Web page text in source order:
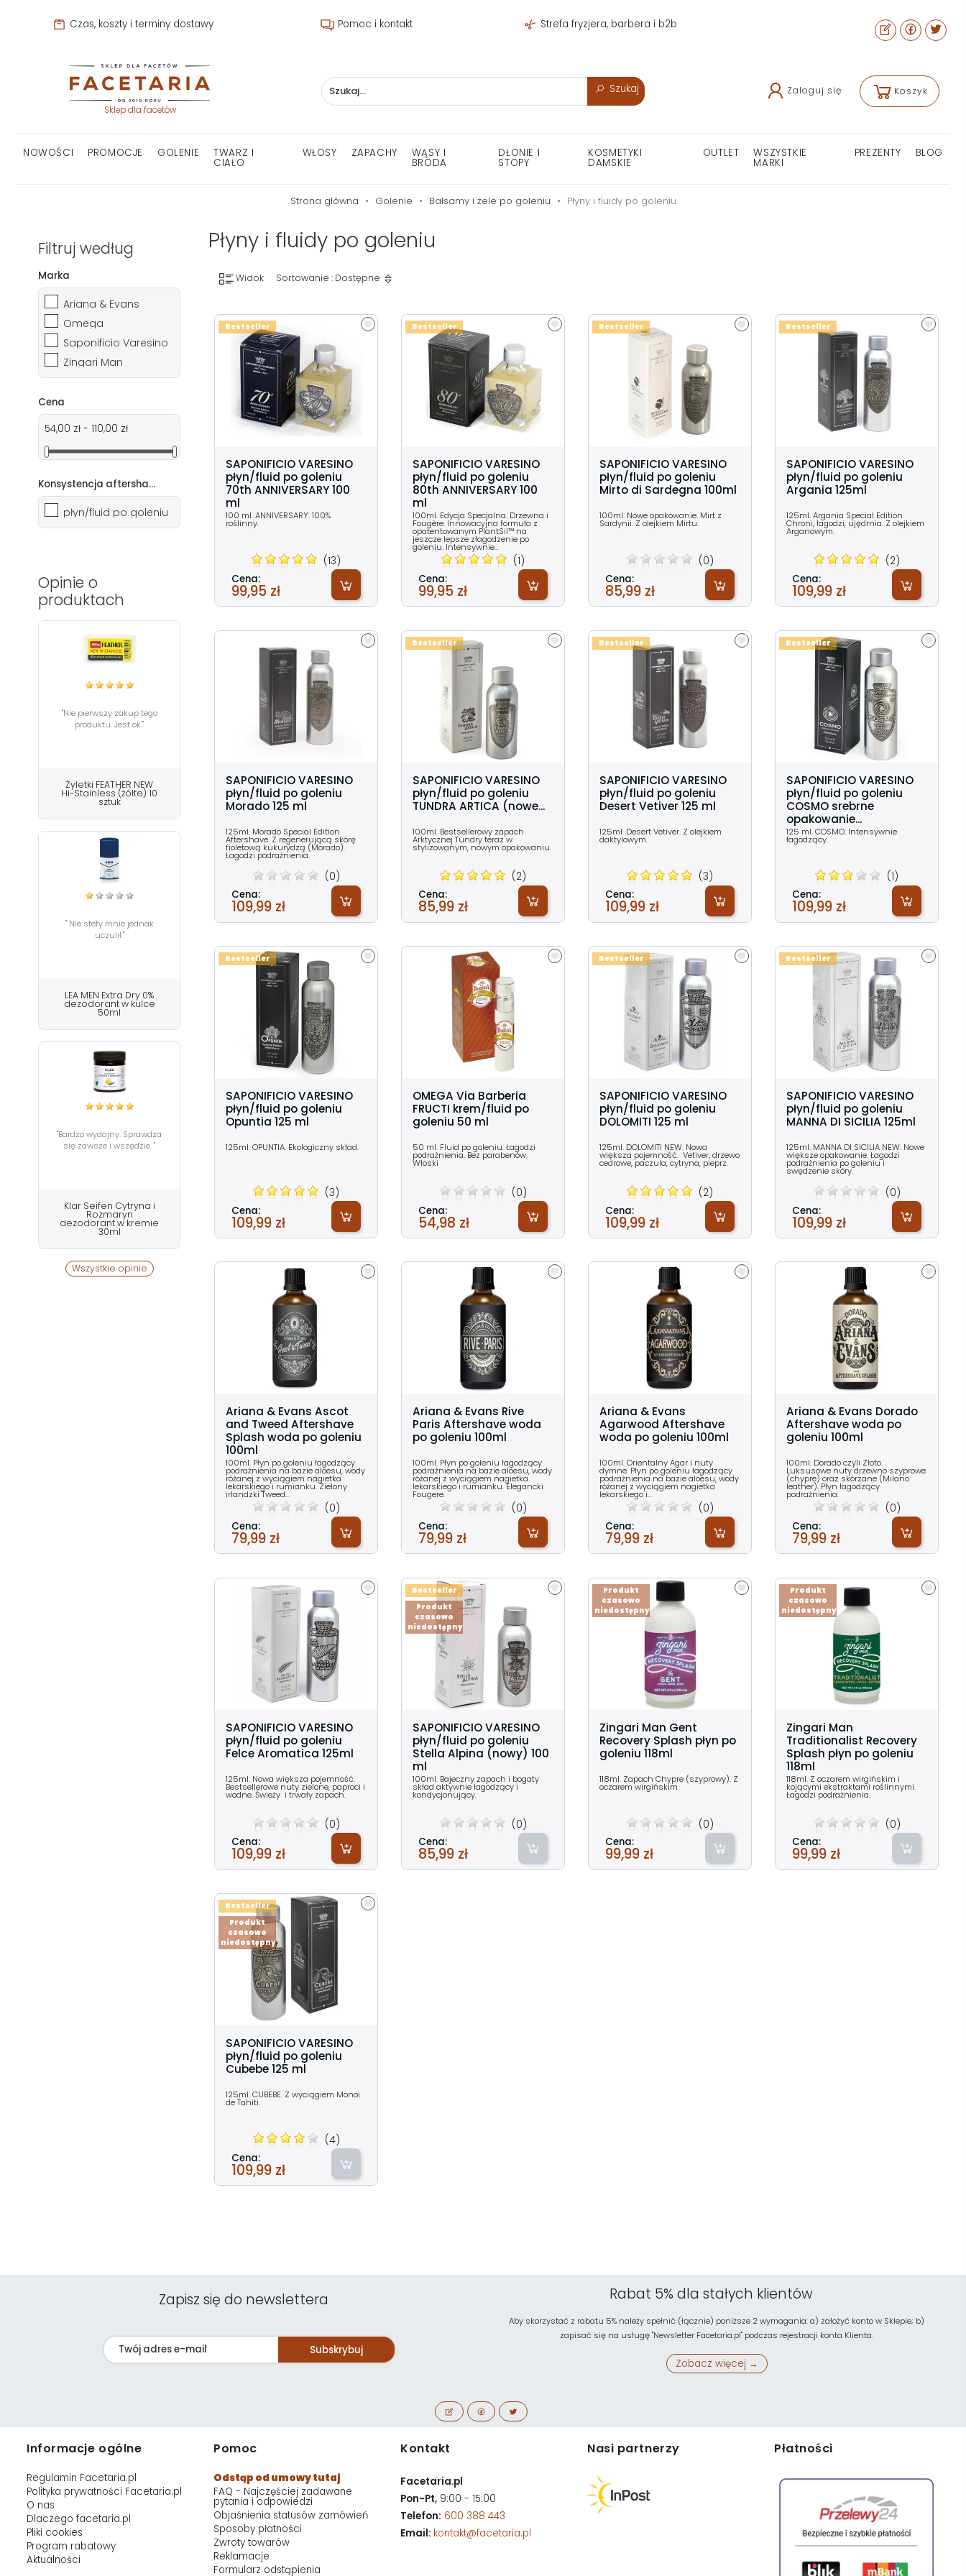
Czas, koszty i terminy dostawy Pomoc i kontakt Strefa fryzjera, barbera i b2b
Sklep dla facetów
Szukaj Zaloguj się Koszyk
NOWOŚCI PROMOCJE GOLENIE TWARZ I
CIAŁO
WŁOSY ZAPACHY WĄSY I
BRODA
DŁONIE I
STOPY
KOSMETYKI
DAMSKIE
OUTLET WSZYSTKIE
MARKI
PREZENTY BLOG
Strona główna Golenie Balsamy i żele po goleniu Płyny i fluidy po goleniu
Filtruj według
Marka
Ariana & Evans
Omega
Saponificio Varesino
Zingari Man
Cena
54,00 zł - 110,00 zł
Konsystencja aftershave
płyn/fluid po goleniu
Opinie o
produktach
"Nie pierwszy zakup tego
produktu. Jest ok."
Żyletki FEATHER NEW
Hi-Stainless (żółte) 10
sztuk
" Nie stety mnie jednak
uczulił."
LEA MEN Extra Dry 0%
dezodorant w kulce
50ml
"Bardzo wydajny. Sprawdza
się zawsze i wszędzie. "
Klar Seifen Cytryna i
Rozmaryn
dezodorant w kremie
30ml
Wszystkie opinie
Płyny i fluidy po goleniu
Widok Sortowanie : Dostępne
SAPONIFICIO VARESINO
płyn/fluid po goleniu
70th ANNIVERSARY 100
ml
100 ml. ANNIVERSARY. 100%
roślinny.
(13)
Cena:
99,95 zł
Bestseller
SAPONIFICIO VARESINO
płyn/fluid po goleniu
80th ANNIVERSARY 100
ml
100ml. Edycja Specjalna. Drzewna i
Fougère. Innowacyjna formuła z
opatentowanym PlantSil™ na
jeszcze lepsze złagodzenie po
goleniu. Intensywnie...
(1)
Cena:
99,95 zł
Bestseller
SAPONIFICIO VARESINO
płyn/fluid po goleniu
Mirto di Sardegna 100ml
100ml. Nowe opakowanie. Mirt z
Sardynii. Z olejkiem Mirtu.
(0)
Cena:
85,99 zł
Bestseller
SAPONIFICIO VARESINO
płyn/fluid po goleniu
Argania 125ml
125ml. Argania Special Edition.
Chroni, łagodzi, ujędrnia. Z olejkiem
Arganowym.
(2)
Cena:
109,99 zł
Bestseller
SAPONIFICIO VARESINO
płyn/fluid po goleniu
Morado 125 ml
125ml. Morado Special Edition
Aftershave. Z regenerującą skórę
fioletową kukurydzą (Morado).
Łagodzi podrażnienia.
(0)
Cena:
109,99 zł
SAPONIFICIO VARESINO
płyn/fluid po goleniu
TUNDRA ARTICA (nowe...
100ml. Bestsellerowy zapach
Arktycznej Tundry teraz w
stylizowanym, nowym opakowaniu.
(2)
Cena:
85,99 zł
Bestseller
SAPONIFICIO VARESINO
płyn/fluid po goleniu
Desert Vetiver 125 ml
125ml. Desert Vetiver. Z olejkiem
daktylowym.
(3)
Cena:
109,99 zł
Bestseller
SAPONIFICIO VARESINO
płyn/fluid po goleniu
COSMO srebrne
opakowanie...
125 ml. COSMO. Intensywnie
łagodzący.
(1)
Cena:
109,99 zł
Bestseller
SAPONIFICIO VARESINO
płyn/fluid po goleniu
Opuntia 125 ml
125ml. OPUNTIA. Ekologiczny skład.
(3)
Cena:
109,99 zł
Bestseller
OMEGA Via Barberia
FRUCTI krem/fluid po
goleniu 50 ml
50 ml. Fluid po goleniu. Łagodzi
podrażnienia. Bez parabenów.
Włoski
(0)
Cena:
54,98 zł
SAPONIFICIO VARESINO
płyn/fluid po goleniu
DOLOMITI 125 ml
125ml. DOLOMITI NEW. Nowa
większa pojemność. Vetiver, drzewo
cedrowe, paczula, cytryna, pieprz.
(2)
Cena:
109,99 zł
Bestseller
SAPONIFICIO VARESINO
płyn/fluid po goleniu
MANNA DI SICILIA 125ml
125ml. MANNA DI SICILIA NEW. Nowe
większe opakowanie. Łagodzi
podrażnienia po goleniu i
swędzenie skóry.
(0)
Cena:
109,99 zł
Bestseller
Ariana & Evans Ascot
and Tweed Aftershave
Splash woda po goleniu
100ml
100ml. Płyn po goleniu łagodzący
podrażnienia na bazie aloesu, wody
różanej z wyciągiem nagietka
lekarskiego i rumianku. Zielony
irlandzki Tweed...
(0)
Cena:
79,99 zł
Ariana & Evans Rive
Paris Aftershave woda
po goleniu 100ml
100ml. Płyn po goleniu łagodzący
podrażnienia na bazie aloesu, wody
różanej z wyciągiem nagietka
lekarskiego i rumianku. Elegancki
Fougere.
(0)
Cena:
79,99 zł
Ariana & Evans
Agarwood Aftershave
woda po goleniu 100ml
100ml. Orientalny Agar i nuty
dymne. Płyn po goleniu łagodzący
podrażnienia na bazie aloesu, wody
różanej z wyciągiem nagietka
lekarskiego i...
(0)
Cena:
79,99 zł
Ariana & Evans Dorado
Aftershave woda po
goleniu 100ml
100ml. Dorado czyli Złoto.
Luksusowe nuty drzewno szyprowe
(chypre) oraz skórzane (Milano
leather). Płyn łagodzący
podrażnienia.
(0)
Cena:
79,99 zł
SAPONIFICIO VARESINO
płyn/fluid po goleniu
Felce Aromatica 125ml
125ml. Nowa większa pojemność.
Bestsellerowe nuty zielone, paproci i
wodne. Świeży i trwały zapach.
(0)
Cena:
109,99 zł
SAPONIFICIO VARESINO
płyn/fluid po goleniu
Stella Alpina (nowy) 100
ml
100ml. Bajeczny zapach i bogaty
skład aktywnie łagodzący i
kondycjonujący.
(0)
Cena:
85,99 zł
Produkt
czasowo
niedostępny
Bestseller
Zingari Man Gent
Recovery Splash płyn po
goleniu 118ml
118ml. Zapach Chypre (szyprowy). Z
oczarem wirgińskim.
(0)
Cena:
99,99 zł
Produkt
czasowo
niedostępny
Zingari Man
Traditionalist Recovery
Splash płyn po goleniu
118ml
118ml. Z oczarem wirgińskim i
kojącymi ekstraktami roślinnymi.
Łagodzi podrażnienia.
(0)
Cena:
99,99 zł
Produkt
czasowo
niedostępny
SAPONIFICIO VARESINO
płyn/fluid po goleniu
Cubebe 125 ml
125ml. CUBEBE. Z wyciągiem Monoi
de Tahiti.
(4)
Cena:
109,99 zł
Produkt
czasowo
niedostępny
Bestseller
Zapisz się do newslettera
Subskrybuj
Rabat 5% dla stałych klientów
Aby skorzystać z rabatu 5% należy spełnić (łącznie) poniższe 2 wymagania: a) założyć konto w Sklepie; b)
zapisać się na usługę "Newsletter Facetaria.pl" podczas rejestracji konta Klienta.
Zobacz więcej →
Informacje ogólne
Regulamin Facetaria.pl
Polityka prywatności Facetaria.pl
O nas
Dlaczego facetaria.pl
Pliki cookies
Program rabatowy
Aktualności
Pomoc
Odstąp od umowy tutaj
FAQ - Najczęściej zadawane
pytania i odpowiedzi
Objaśnienia statusów zamówień
Sposoby płatności
Zwroty towarów
Reklamacje
Formularz odstąpienia
Kontakt
Facetaria.pl
Pon-Pt, 9:00 - 15:00
Telefon: 600 388 443
Email: kontakt@facetaria.pl
Nasi partnerzy Płatności